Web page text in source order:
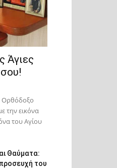
Άγιες
Ορθόδοξο
την εικόνα
του Αγίου
Θαύματα:
του